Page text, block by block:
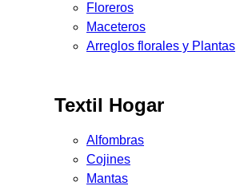
Floreros
Maceteros
Arreglos florales y Plantas
Textil Hogar
Alfombras
Cojines
Mantas